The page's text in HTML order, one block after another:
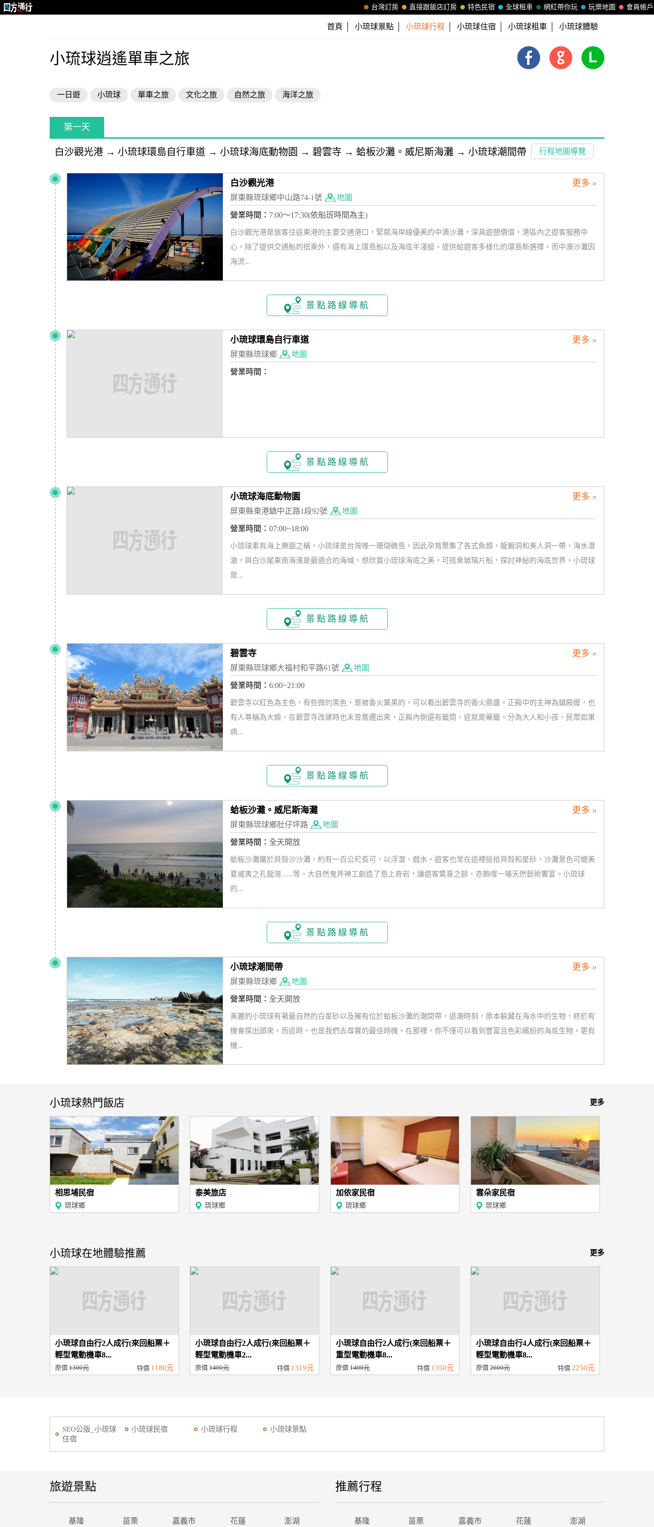
會員帳戶
玩樂地圖
網紅帶你玩
全球租車
特色民宿
直接跟飯店訂房
台灣訂房
首頁 小琉球景點 小琉球行程 小琉球住宿 小琉球租車 小琉球體驗
小琉球逍遙單車之旅
一日遊 小琉球 單車之旅 文化之旅 自然之旅 海洋之旅
第一天
白沙觀光港 → 小琉球環島自行車道 → 小琉球海底動物園 → 碧雲寺 → 蛤板沙灘。威尼斯海灘 → 小琉球潮間帶 行程地圖導覽
更多 »
白沙觀光港
屏東縣琉球鄉中山路74-1號 地圖
營業時間： 7:00～17:30(依船班時間為主)
白沙觀光港是旅客往返東港的主要交通港口，緊鄰海岸線優美的中澳沙灘，深具遊憩價值，港區內之遊客服務中
心，除了提供交通船的搭乘外，還有海上環島船以及海底半淺艇，提供給遊客多樣化的環島新選擇。而中澳沙灘因
海流...
景點路線導航
更多 »
小琉球環島自行車道
屏東縣琉球鄉 地圖
營業時間：
景點路線導航
更多 »
小琉球海底動物園
屏東縣東港鎮中正路1段92號 地圖
營業時間： 07:00~18:00
小琉球素有海上樂園之稱，小琉球是台灣唯一珊瑚礁島，因此孕育聚集了各式魚類，龍蝦洞和美人洞一帶，海水澄
澈，與白沙尾東南海濱是最適合的海域，想欣賞小琉球海底之美，可搭乘玻璃片船，探討神秘的海底世界。小琉球
是...
景點路線導航
更多 »
碧雲寺
屏東縣琉球鄉大福村和平路61號 地圖
營業時間： 6:00~21:00
碧雲寺以紅色為主色，有些微的黑色，是被香火薰黑的，可以看出碧雲寺的香火鼎盛。正殿中的主神為鎮殿嬤，也
有人尊稱為大娘，在碧雲寺改建時也未曾喬遷出來，正殿內側還有籤筒，這就是藥籤，分為大人和小孩，民眾如果
病...
景點路線導航
更多 »
蛤板沙灘。威尼斯海灘
屏東縣琉球鄉肚仔坪路 地圖
營業時間： 全天開放
蛤板沙灘屬於貝殼沙沙灘，約有一百公尺長可，以浮潛、戲水，遊客也常在這裡撿拾貝殼和星砂，沙灘景色可媲美
夏威夷之孔龍灣......等，大自然鬼斧神工創造了島上奇岩，讓遊客驚喜之餘，亦飽嚐一場天然藝術饗宴。小琉球
的...
景點路線導航
更多 »
小琉球潮間帶
屏東縣琉球鄉 地圖
營業時間： 全天開放
美麗的小琉球有著最自然的白星砂以及擁有位於蛤板沙灘的潮間帶，退潮時刻，原本躲藏在海水中的生物，終於有
機會探出頭來，而這時，也是我們去尋寶的最佳時機。在那裡，你不僅可以看到豐富且色彩繽紛的海底生物，更有
機...
更多
小琉球熱門飯店
相思埔民宿
琉球鄉
泰美旅店
琉球鄉
加依家民宿
琉球鄉
雲朵家民宿
琉球鄉
更多
小琉球在地體驗推薦
小琉球自由行2人成行(來回船票＋
輕型電動機車8...
原價 1300元 特價 1180元
小琉球自由行2人成行(來回船票＋
輕型電動機車2...
原價1400元 特價 1319元
小琉球自由行2人成行(來回船票＋
重型電動機車8...
原價1400元 特價 1350元
小琉球自由行4人成行(來回船票＋
輕型電動機車8...
原價2600元 特價 2250元
SEO公版_小琉球
住宿
小琉球民宿 小琉球行程 小琉球景點
旅遊景點
基隆 苗栗 嘉義市 花蓮 澎湖
推薦行程
基隆 苗栗 嘉義市 花蓮 澎湖